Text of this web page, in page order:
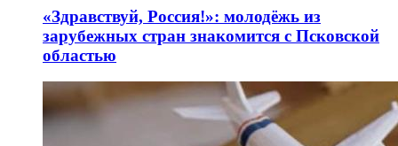
«Здравствуй, Россия!»: молодёжь из
зарубежных стран знакомится с Псковской
областью